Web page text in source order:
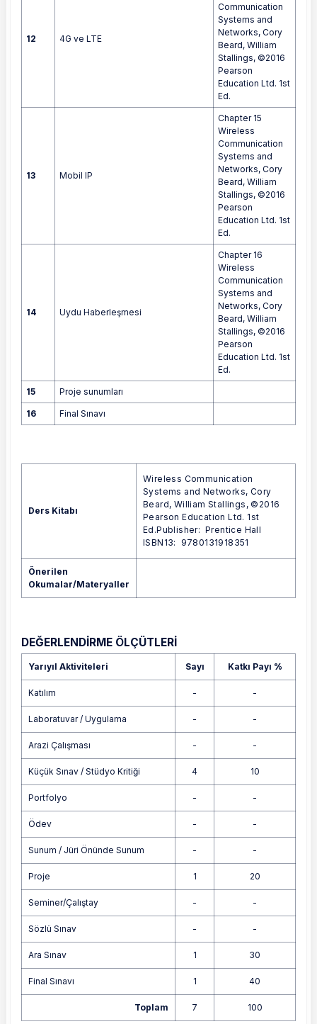
12 4G ve LTE
Communication
Systems and
Networks, Cory
Beard, William
Stallings, ©2016
Pearson
Education Ltd. 1st
Ed.
13 Mobil IP
Chapter 15
Wireless
Communication
Systems and
Networks, Cory
Beard, William
Stallings, ©2016
Pearson
Education Ltd. 1st
Ed.
14 Uydu Haberleşmesi
Chapter 16
Wireless
Communication
Systems and
Networks, Cory
Beard, William
Stallings, ©2016
Pearson
Education Ltd. 1st
Ed.
15 Proje sunumları
16 Final Sınavı
Ders Kitabı
Wireless Communication
Systems and Networks, Cory
Beard, William Stallings, ©2016
Pearson Education Ltd. 1st
Ed.Publisher: Prentice Hall
ISBN13: 9780131918351
Önerilen
Okumalar/Materyaller
DEĞERLENDİRME ÖLÇÜTLERİ
Yarıyıl Aktiviteleri Sayı Katkı Payı %
Katılım - -
Laboratuvar / Uygulama - -
Arazi Çalışması - -
Küçük Sınav / Stüdyo Kritiği 4 10
Portfolyo - -
Ödev - -
Sunum / Jüri Önünde Sunum - -
Proje 1 20
Seminer/Çalıştay - -
Sözlü Sınav - -
Ara Sınav 1 30
Final Sınavı 1 40
Toplam 7 100